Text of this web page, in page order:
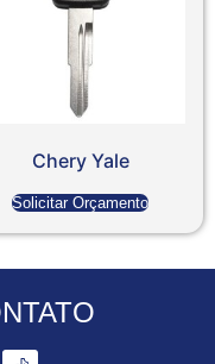
Chery Yale
Solicitar Orçamento